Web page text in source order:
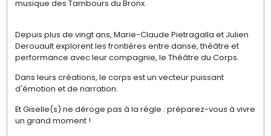
musique des Tambours du Bronx.
Depuis plus de vingt ans, Marie-Claude Pietragalla et Julien
Derouault explorent les frontières entre danse, théâtre et
performance avec leur compagnie, le Théâtre du Corps.
Dans leurs créations, le corps est un vecteur puissant
d'émotion et de narration.
Et Giselle(s) ne déroge pas à la règle : préparez-vous à vivre
un grand moment !